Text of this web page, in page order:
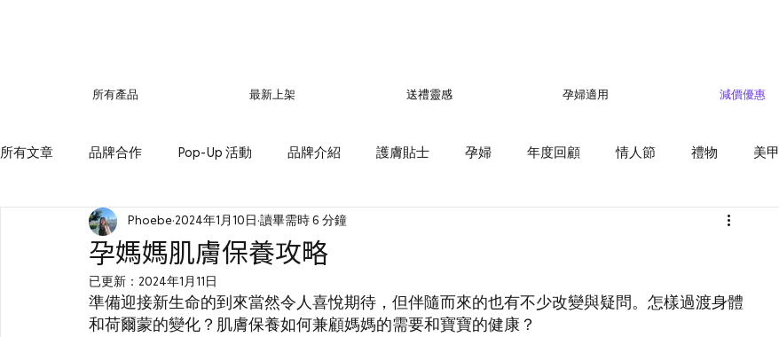
減價優惠
所有產品 最新上架 送禮靈感 孕婦適用
所有文章 品牌合作 Pop-Up 活動 品牌介紹 護膚貼士 孕婦 年度回顧 情人節 禮物 美甲
孕媽媽肌膚保養攻略
Phoebe 2024年1月10日 讀畢需時 6 分鐘
已更新： 2024年1月11日
準備迎接新生命的到來當然令人喜悅期待，但伴隨而來的也有不少改變與疑問。怎樣過渡身體
和荷爾蒙的變化？肌膚保養如何兼顧媽媽的需要和寶寶的健康？